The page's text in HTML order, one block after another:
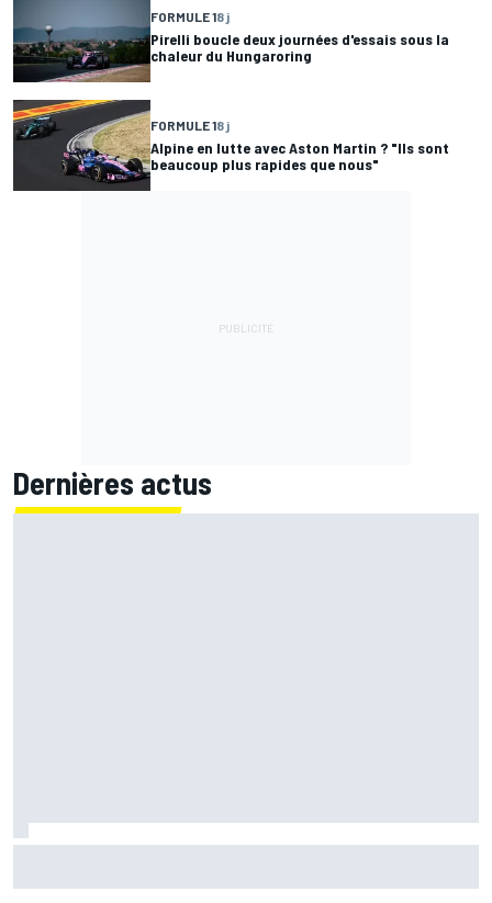
FORMULE 18 j
Pirelli boucle deux journées d'essais sous la
chaleur du Hungaroring
FORMULE 18 j
Alpine en lutte avec Aston Martin ? "Ils sont
beaucoup plus rapides que nous"
Dernières actus